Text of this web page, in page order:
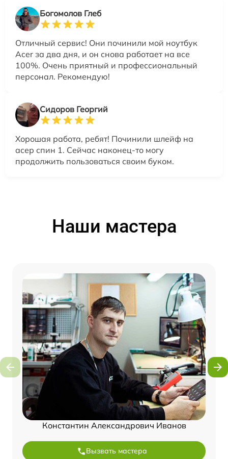
Богомолов Глеб
Отличный сервис! Они починили мой ноутбук
Acer за два дня, и он снова работает на все
100%. Очень приятный и профессиональный
персонал. Рекомендую!
Сидоров Георгий
Хорошая работа, ребят! Починили шлейф на
асер спин 1. Сейчас наконец-то могу
продолжить пользоваться своим буком.
Наши мастера
Константин Александрович Иванов
Вызвать мастера